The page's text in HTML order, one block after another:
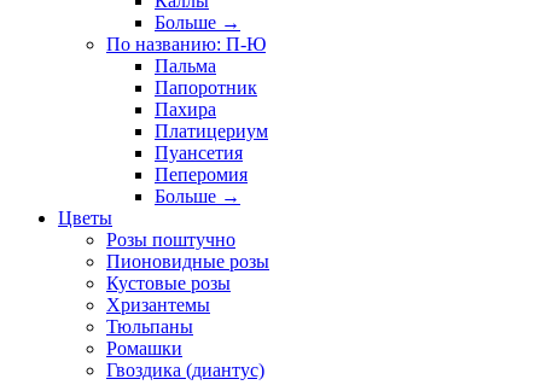
Больше →
По названию: П-Ю
Пальма
Папоротник
Пахира
Платицериум
Пуансетия
Пеперомия
Больше →
Цветы
Розы поштучно
Пионовидные розы
Кустовые розы
Хризантемы
Тюльпаны
Ромашки
Гвоздика (диантус)